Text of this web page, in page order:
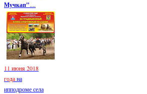
Мучкап"....
11 июня 2018
годана
ипподроме села